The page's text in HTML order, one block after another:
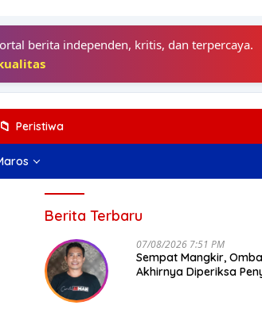
berita independen, kritis, dan terpercaya.
📁 Peristiwa
Berita Terbaru
07/08/2026 7:51 PM
Sempat Mangkir,
Akhirnya Diperiksa